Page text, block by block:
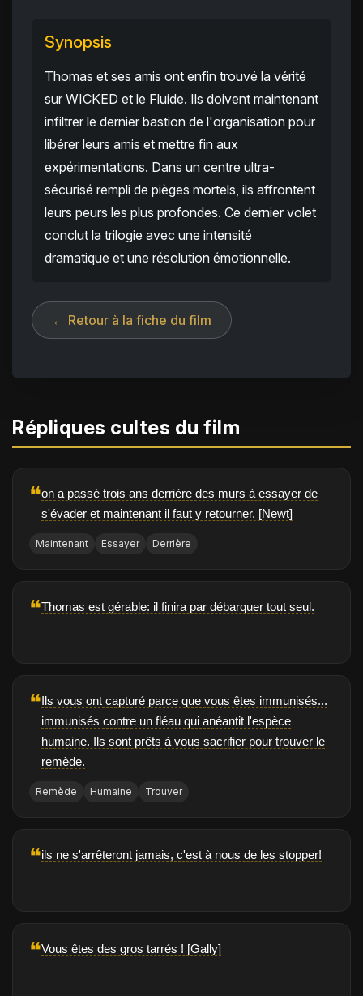
Synopsis
Thomas et ses amis ont enfin trouvé la vérité
sur WICKED et le Fluide. Ils doivent maintenant
infiltrer le dernier bastion de l'organisation pour
libérer leurs amis et mettre fin aux
expérimentations. Dans un centre ultra-
sécurisé rempli de pièges mortels, ils affrontent
leurs peurs les plus profondes. Ce dernier volet
conclut la trilogie avec une intensité
dramatique et une résolution émotionnelle.
← Retour à la fiche du film
Répliques cultes du film
❝on a passé trois ans derrière des murs à essayer de
s'évader et maintenant il faut y retourner. [Newt]
Maintenant Essayer Derrière
❝Thomas est gérable: il finira par débarquer tout seul.
❝Ils vous ont capturé parce que vous êtes immunisés...
immunisés contre un fléau qui anéantit l'espèce
humaine. Ils sont prêts à vous sacrifier pour trouver le
remède.
Remède Humaine Trouver
❝ils ne s'arrêteront jamais, c'est à nous de les stopper!
❝Vous êtes des gros tarrés ! [Gally]